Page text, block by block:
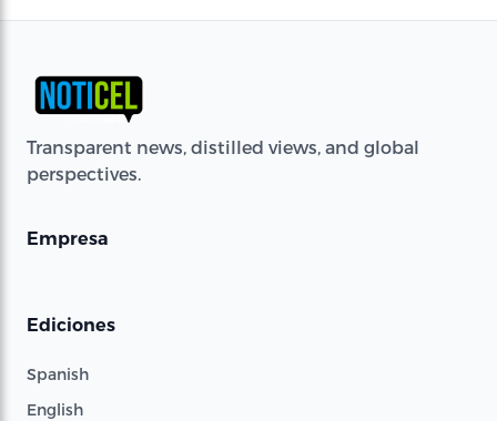
Transparent news, distilled views, and global
perspectives.
Empresa
Ediciones
Spanish
English